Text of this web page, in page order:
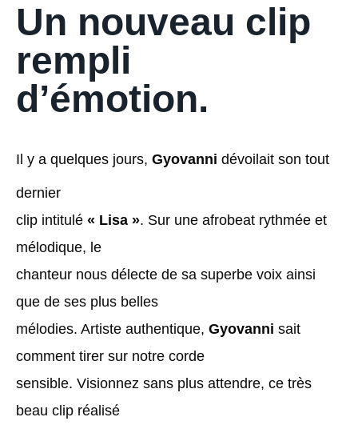
Un nouveau clip
rempli
d’émotion.
Il y a quelques jours, Gyovanni dévoilait son tout
dernier
clip intitulé « Lisa ». Sur une afrobeat rythmée et
mélodique, le
chanteur nous délecte de sa superbe voix ainsi
que de ses plus belles
mélodies. Artiste authentique, Gyovanni sait
comment tirer sur notre corde
sensible. Visionnez sans plus attendre, ce très
beau clip réalisé